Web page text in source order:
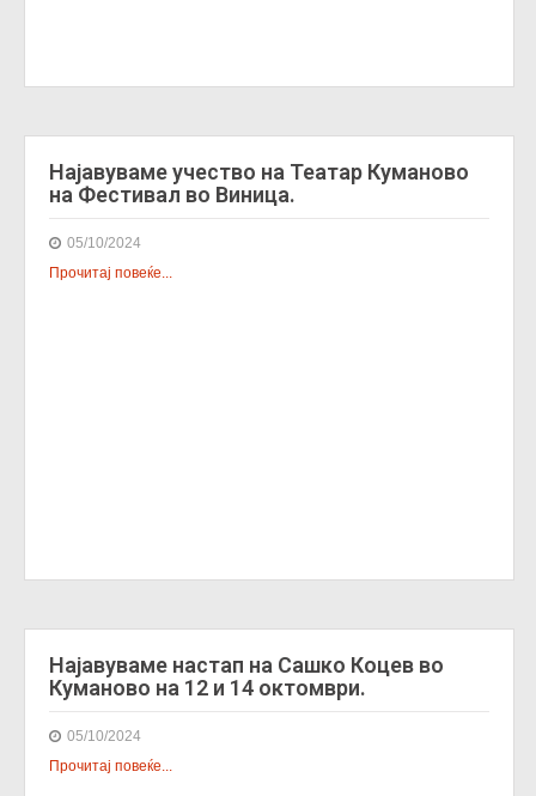
Најавуваме учество на Театар Куманово
на Фестивал во Виница.
05/10/2024
Прочитај повеќе...
Најавуваме настап на Сашко Коцев во
Куманово на 12 и 14 октомври.
05/10/2024
Прочитај повеќе...